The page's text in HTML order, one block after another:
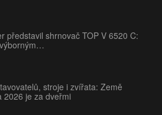
představil shrnovač TOP V 6520 C:
stroje i zvířata: Země
2026 je za dveřmi